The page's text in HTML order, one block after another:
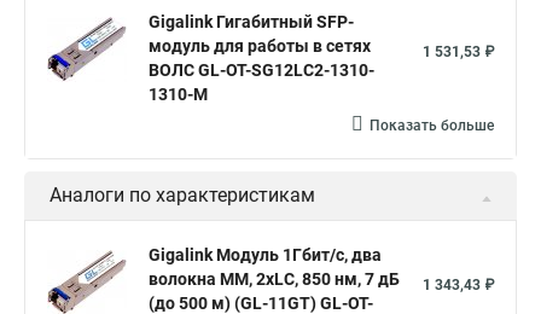
Gigalink Гигабитный SFP-
модуль для работы в сетях
ВОЛС GL-OT-SG12LC2-1310-
1310-M
1 531,53 ₽
Показать больше
Аналоги по характеристикам
Gigalink Модуль 1Гбит/c, два
волокна МM, 2xLC, 850 нм, 7 дБ
(до 500 м) (GL-11GT) GL-OT-
1 343,43 ₽